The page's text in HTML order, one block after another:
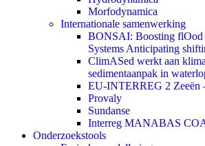
Morfodynamica
Internationale samenwerking
BONSAI: Boosting flOod
Systems Anticipating
ClimASed werkt aan
sedimentaanpak in
EU-INTERREG 2 Zeeën
Provaly
Sundanse
Interreg MANABAS
Onderzoekstools